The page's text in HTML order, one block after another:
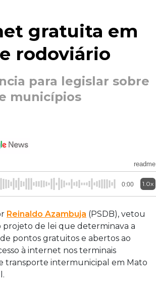
gratuita em
rodoviário
para legislar sobre
municípios
readme
0:00 1.0x
Reinaldo Azambuja (PSDB), vetou
de lei que determinava a
pontos gratuitos e abertos ao
à internet nos terminais
transporte intermunicipal em Mato